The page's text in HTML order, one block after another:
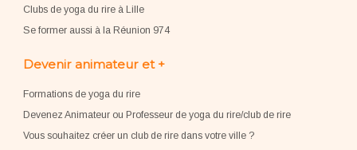
Clubs de yoga du rire à Lille
Se former aussi à la Réunion 974
Devenir animateur et +
Formations de yoga du rire
Devenez Animateur ou Professeur de yoga du rire/club de rire
Vous souhaitez créer un club de rire dans votre ville ?